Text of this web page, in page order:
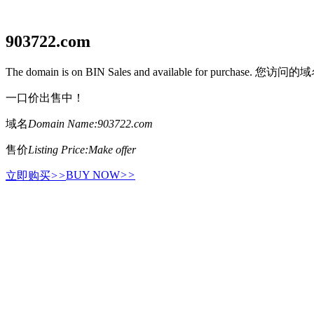
903722.com
The domain is on BIN Sales and available for purchase. 您访问的
一口价出售中！
域名Domain Name:903722.com
售价Listing Price:Make offer
立即购买>>BUY NOW>>